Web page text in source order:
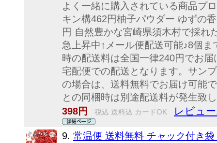
よく一緒に購入されている商品プ
キン構462円柚子パウダー ゆずの
円 自然豊かな宮崎県須木村で採れ
急上昇中↑メール便配送可能♪8個
時の配送料は全国一律240円でお
宅配便での配送となります。サン
の場合は、送料無料でお届け可能
との同梱時は別途配送料が発生致
398円
税込 送料込 カードOK レビュ
9. 常温便 送料無料 チャック付き